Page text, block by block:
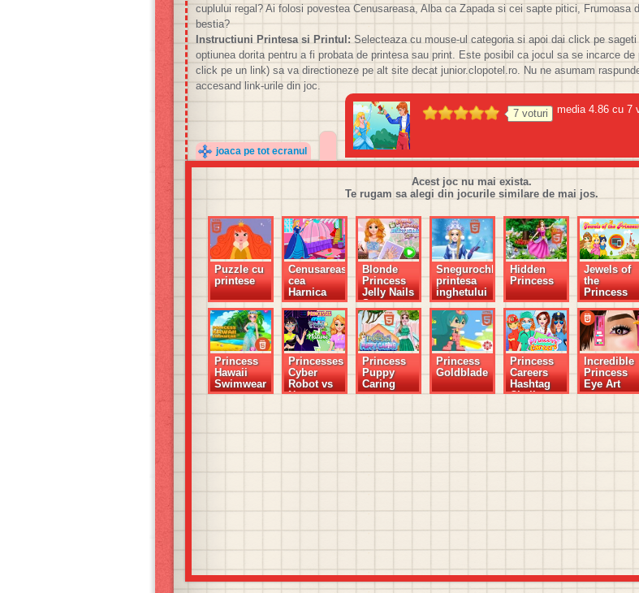
cuplului regal? Ai folosi povestea Cenusareasa, Alba ca Zapada si cei sapte pitici, Frumoasa
bestia?
Instructiuni Printesa si Printul: Selecteaza cu mouse-ul categoria si apoi dai click pe
optiunea dorita pentru a fi probata de printesa sau print. Este posibil ca jocul sa se incarce
click pe un link) sa va directioneze pe alt site decat junior.clopotel.ro. Nu ne asumam
accesand link-urile din joc.
joaca pe tot ecranul
7 voturi media 4.86 cu 7
Acest joc nu mai exista.
Te rugam sa alegi din jocurile similare de mai jos.
Puzzle cu
printese
Cenusareasa
cea
Harnica
Blonde
Princess
Jelly Nails
Spa
Snegurochka,
printesa
inghetului
Hidden
Princess
Jewels of
the
Princess
Princess
Hawaii
Swimwear
Princesses
Cyber
Robot vs
Nature
Princess
Puppy
Caring
Princess
Goldblade
Princess
Careers
Hashtag
Challenge
Incredible
Princess
Eye Art